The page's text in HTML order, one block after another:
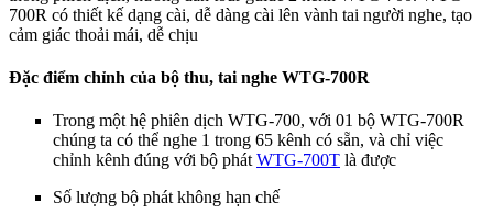
700R có thiết kế dạng cài, dễ dàng cài lên vành tai người nghe, tạo
cảm giác thoải mái, dễ chịu
Đặc điểm chỉnh của bộ thu, tai nghe WTG-700R
Trong một hệ phiên dịch WTG-700, với 01 bộ WTG-700R
chúng ta có thể nghe 1 trong 65 kênh có sẵn, và chỉ việc
chỉnh kênh đúng với bộ phát WTG-700T là được
Số lượng bộ phát không hạn chế